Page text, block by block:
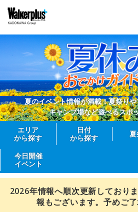
夏のイベント情報が満載！夏祭り
キャンプ場など遊べるスポ
エリア
から探す
日付
から探す
夏
今日開催
イベント
2026年情報へ順次更新しており
報もございます。予めご了